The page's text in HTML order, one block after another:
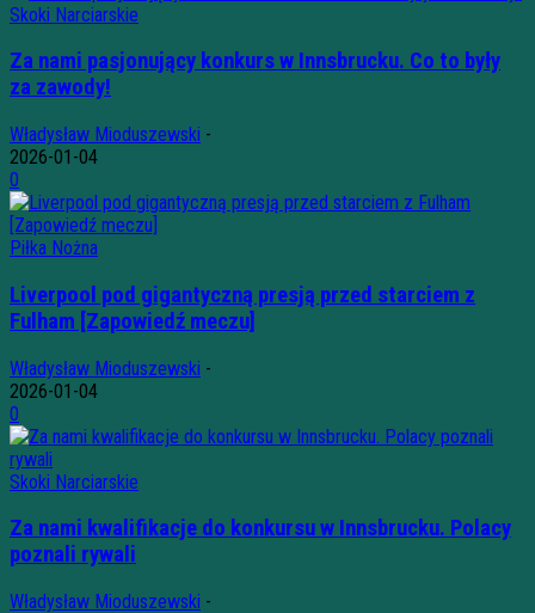
Skoki Narciarskie
Za nami pasjonujący konkurs w Innsbrucku. Co to były
za zawody!
Władysław Mioduszewski -
2026-01-04
0
Piłka Nożna
Liverpool pod gigantyczną presją przed starciem z
Fulham [Zapowiedź meczu]
Władysław Mioduszewski -
2026-01-04
0
Skoki Narciarskie
Za nami kwalifikacje do konkursu w Innsbrucku. Polacy
poznali rywali
Władysław Mioduszewski -